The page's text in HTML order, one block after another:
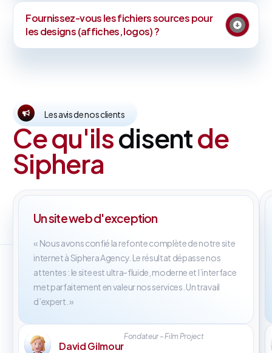
Fournissez-vous les fichiers sources pour
les designs (affiches, logos) ?
Les avis de nos clients
Ce qu'ilsdisentde
Siphera
Un site web d'exception
« Nous avons confié la refonte complète de notre site
internet à Siphera Agency. Le résultat dépasse nos
attentes : le site est ultra-fluide, moderne et l’interface
met parfaitement en valeur nos services. Un travail
d’expert. »
David Gilmour
Fondateur – Film Project